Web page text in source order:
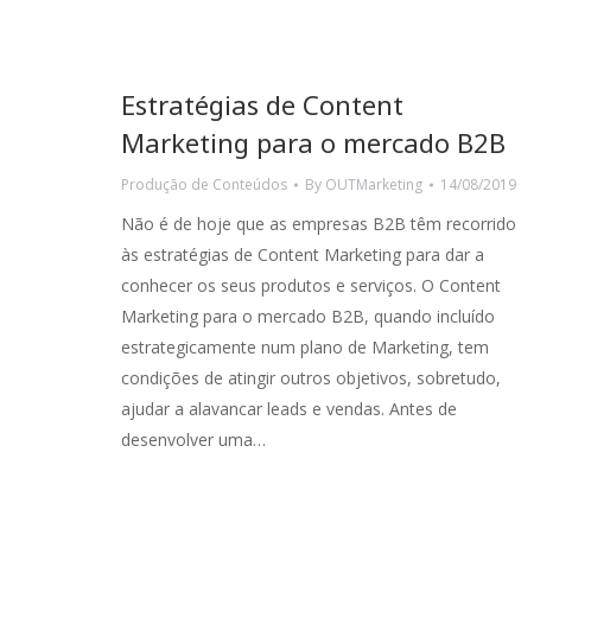
Estratégias de Content
Marketing para o mercado B2B
Produção de Conteúdos By OUTMarketing 14/08/2019
Não é de hoje que as empresas B2B têm recorrido
às estratégias de Content Marketing para dar a
conhecer os seus produtos e serviços. O Content
Marketing para o mercado B2B, quando incluído
estrategicamente num plano de Marketing, tem
condições de atingir outros objetivos, sobretudo,
ajudar a alavancar leads e vendas. Antes de
desenvolver uma…